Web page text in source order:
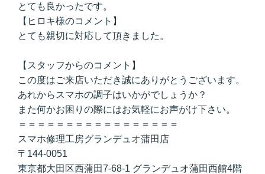
とても良かったです。
【ヒロキ様のコメント】
とても親切に対応して頂きました。
【スタッフからのコメント】
この度はご来店いただき誠にありがとうございます。
あれからスマホの調子はいかがでしょうか？
また何かお困りの際にはお気軽にお声がけ下さい。
＝＝＝＝＝＝＝＝＝＝＝＝＝＝＝＝＝
スマホ修理工房グランデュオ蒲田店
〒144-0051
東京都大田区西蒲田7-68-1 グランデュオ蒲田西館4階